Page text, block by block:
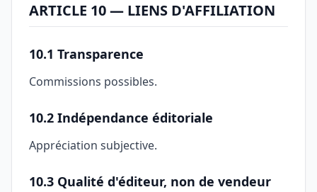
ARTICLE 10 — LIENS D'AFFILIATION
10.1 Transparence
Commissions possibles.
10.2 Indépendance éditoriale
Appréciation subjective.
10.3 Qualité d'éditeur, non de vendeur